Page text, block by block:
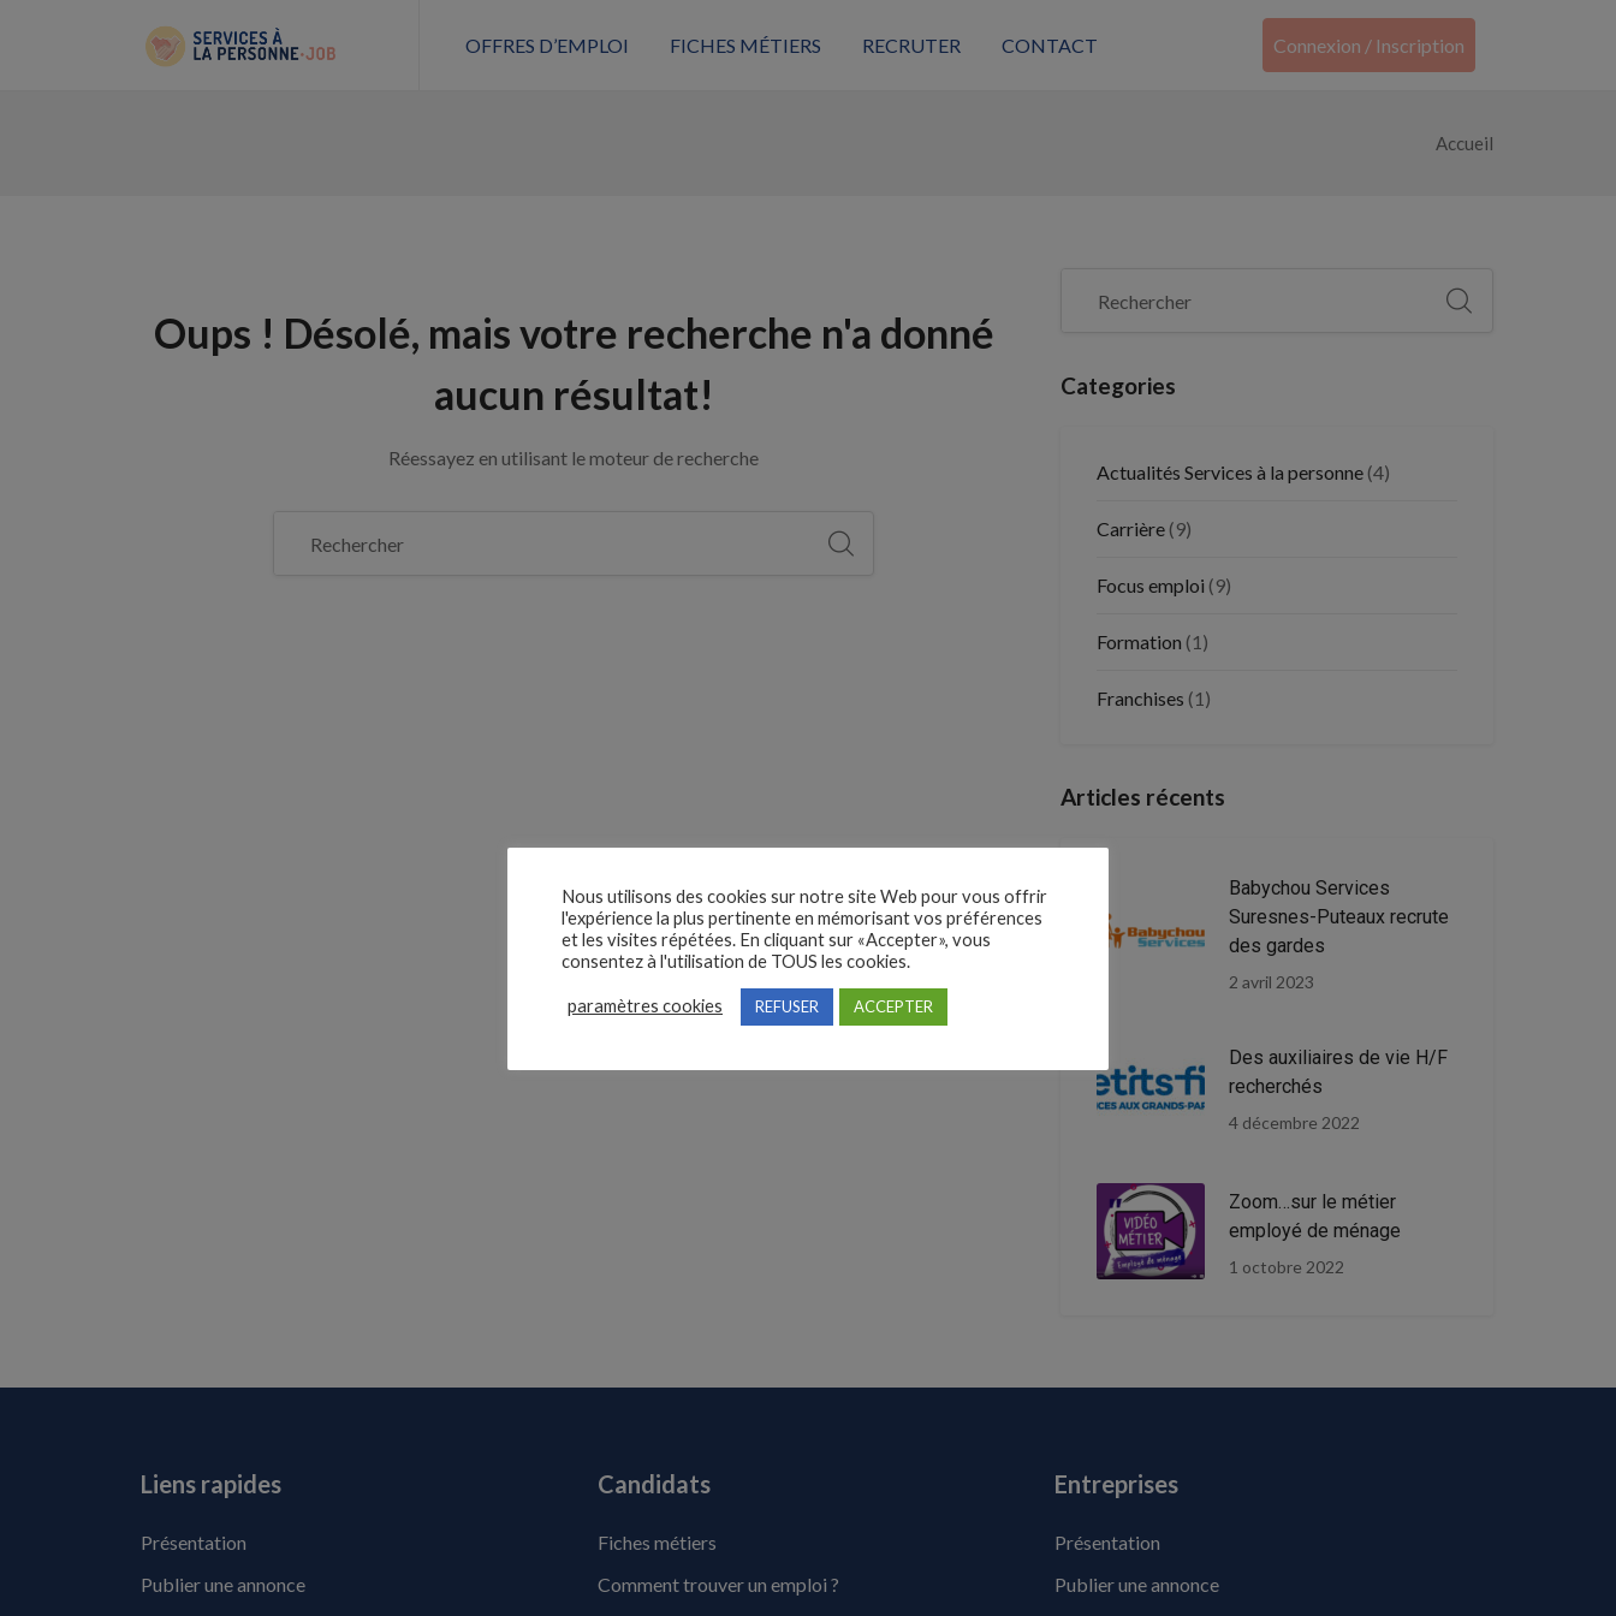
OFFRES D’EMPLOI FICHES MÉTIERS RECRUTER CONTACT Connexion / Inscription
Accueil
Oups ! Désolé, mais votre recherche n'a donné
aucun résultat!
Réessayez en utilisant le moteur de recherche
Categories
Actualités Services à la personne (4)
Carrière (9)
Focus emploi (9)
Formation (1)
Franchises (1)
Articles récents
Babychou Services
Suresnes-Puteaux recrute
des gardes
2 avril 2023
Des auxiliaires de vie H/F
recherchés
4 décembre 2022
Zoom…sur le métier
employé de ménage
1 octobre 2022
Liens rapides
Présentation
Publier une annonce
Candidats
Fiches métiers
Comment trouver un emploi ?
Entreprises
Présentation
Publier une annonce
Nous utilisons des cookies sur notre site Web pour vous offrir
l'expérience la plus pertinente en mémorisant vos préférences
et les visites répétées. En cliquant sur «Accepter», vous
consentez à l'utilisation de TOUS les cookies.
paramètres cookies REFUSER ACCEPTER